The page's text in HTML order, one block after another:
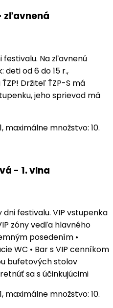
zľavnená
Na zľavnenú
deti od 6 do 15 r.,
Držiteľ ŤZP-S má
jeho sprievod má
maximálne množstvo: 10.
- 1. vlna
festivalu. VIP vstupenka
zóny vedľa hlavného
posedením •
WC • Bar s VIP cenníkom
bufetových stolov
sa s účinkujúcimi
maximálne množstvo: 10.